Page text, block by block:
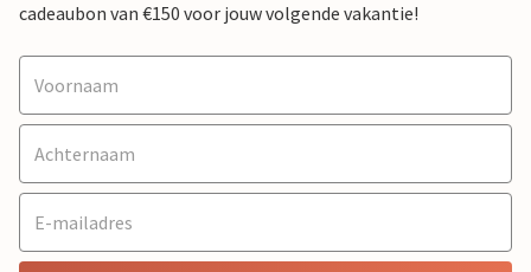
cadeaubon van €150 voor jouw volgende vakantie!